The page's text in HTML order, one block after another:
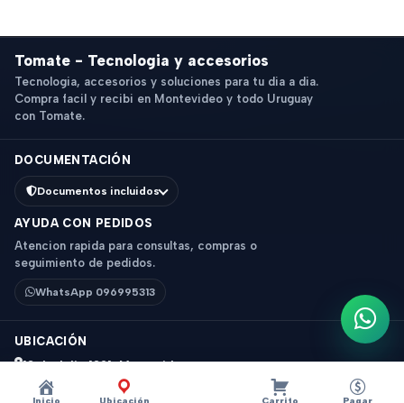
Tomate - Tecnologia y accesorios
Tecnologia, accesorios y soluciones para tu dia a dia.
Compra facil y recibi en Montevideo y todo Uruguay
con Tomate.
DOCUMENTACIÓN
Documentos incluidos
AYUDA CON PEDIDOS
Atencion rapida para consultas, compras o
seguimiento de pedidos.
WhatsApp 096995313
UBICACIÓN
18 de Julio 1831, Montevideo
Horario: 9 a 18 hs